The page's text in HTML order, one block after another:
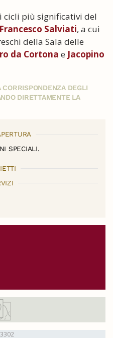
cicli più significativi del
Francesco Salviati, a cui
della Sala delle
da Cortona e Jacopino
DEGLI
DIRETTAMENTE LA
SPECIALI.
3302